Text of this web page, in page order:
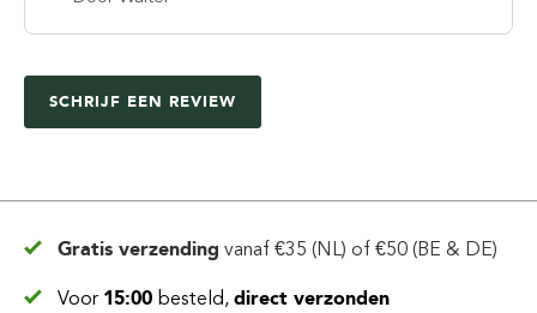
SCHRIJF EEN REVIEW
Gratis verzending vanaf €35 (NL) of €50 (BE & DE)
Voor 15:00 besteld, direct verzonden